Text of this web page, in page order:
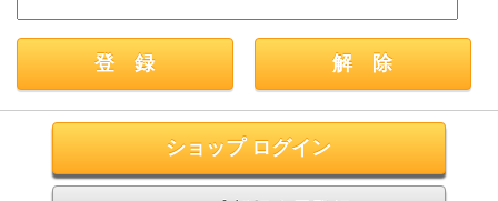
ショップ ログイン